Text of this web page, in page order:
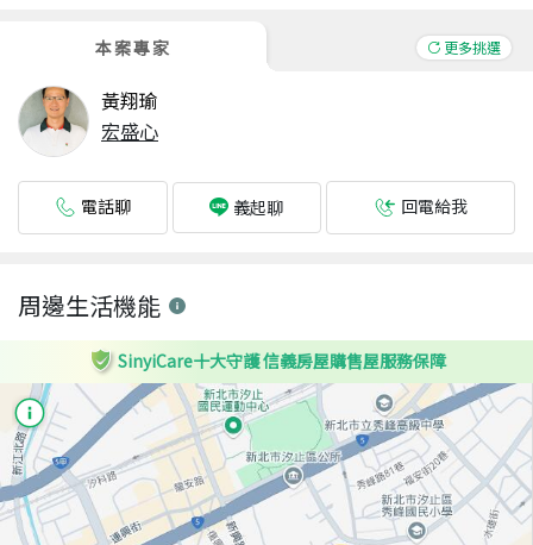
本案專家 更多挑選
黃翔瑜
宏盛心
電話聊 義起聊 回電給我
周邊生活機能
SinyiCare十大守護 信義房屋購售屋服務保障